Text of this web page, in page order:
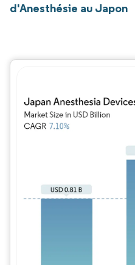
d'Anesthésie au Japon